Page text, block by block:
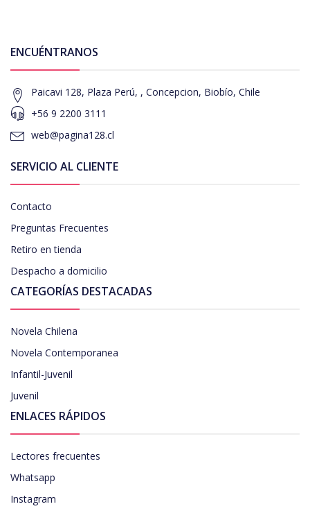
ENCUÉNTRANOS
Paicavi 128, Plaza Perú, , Concepcion, Biobío, Chile
+56 9 2200 3111
web@pagina128.cl
SERVICIO AL CLIENTE
Contacto
Preguntas Frecuentes
Retiro en tienda
Despacho a domicilio
CATEGORÍAS DESTACADAS
Novela Chilena
Novela Contemporanea
Infantil-Juvenil
Juvenil
ENLACES RÁPIDOS
Lectores frecuentes
Whatsapp
Instagram